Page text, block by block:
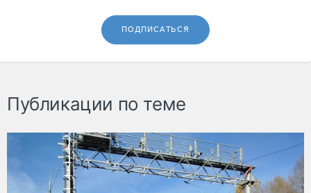
ПОДПИСАТЬСЯ
Публикации по теме